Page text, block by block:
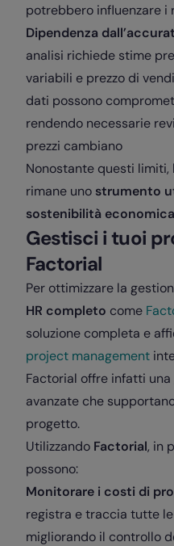
potrebbero influenzare i
Dipendenza
analisi richiede stime
variabili e prezzo di
dati possono
rendendo necessarie
prezzi cambiano
Nonostante questi limiti,
rimane uno strumento
sostenibilità
Gestisci i tuoi
Factorial
Per ottimizzare la
HR completo come
soluzione completa e
project management
Factorial offre infatti
avanzate che
progetto.
Utilizzando Factorial, in
possono:
Monitorare i costi di
registra e traccia tutte
migliorando il controllo